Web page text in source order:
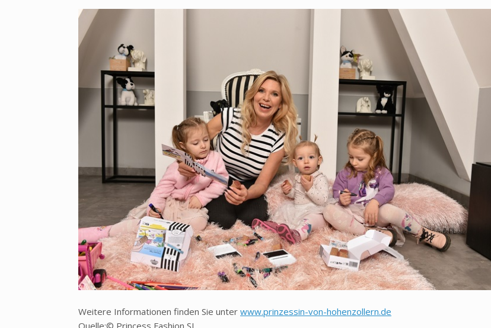
Weitere Informationen finden Sie unter www.prinzessin-von-hohenzollern.de
Quelle:© Princess Fashion SL